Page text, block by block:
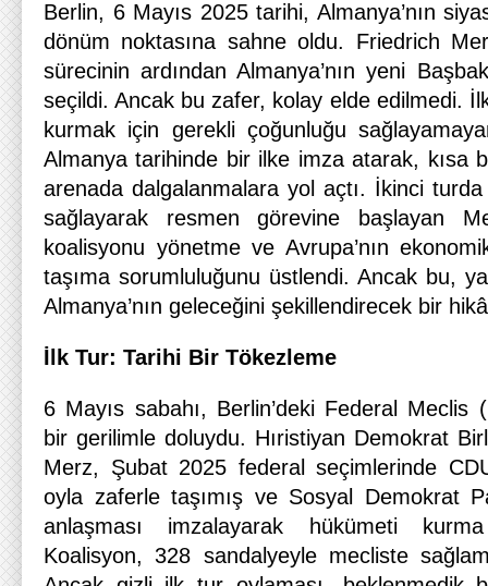
Berlin, 6 Mayıs 2025 tarihi, Almanya’nın
dönüm noktasına sahne oldu. Friedrich
sürecinin ardından Almanya’nın yeni
seçildi. Ancak bu zafer, kolay elde edilmedi.
kurmak için gerekli çoğunluğu
Almanya tarihinde bir ilke imza atarak, kısa
arenada dalgalanmalara yol açtı. İkinci
sağlayarak resmen görevine başlayan
koalisyonu yönetme ve Avrupa’nın
taşıma sorumluluğunu üstlendi. Ancak bu,
Almanya’nın geleceğini şekillendirecek bir
İlk Tur: Tarihi Bir Tökezleme
6 Mayıs sabahı, Berlin’deki Federal Meclis
bir gerilimle doluydu. Hıristiyan Demokrat
Merz, Şubat 2025 federal seçimlerinde
oyla zaferle taşımış ve Sosyal Demokrat
anlaşması imzalayarak hükümeti
Koalisyon, 328 sandalyeyle mecliste